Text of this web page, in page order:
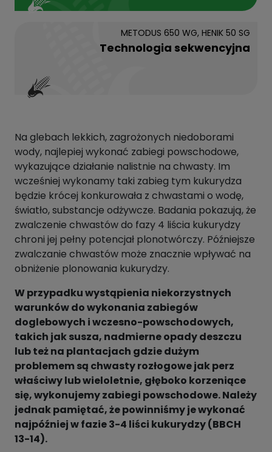
METODUS 650 WG, HENIK 50 SG
Technologia sekwencyjna
Na glebach lekkich, zagrożonych niedoborami
wody, najlepiej wykonać zabiegi powschodowe,
wykazujące działanie nalistnie na chwasty. Im
wcześniej wykonamy taki zabieg tym kukurydza
będzie krócej konkurowała z chwastami o wodę,
światło, substancje odżywcze. Badania pokazują, że
zwalczenie chwastów do fazy 4 liścia kukurydzy
chroni jej pełny potencjał plonotwórczy. Późniejsze
zwalczanie chwastów może znacznie wpływać na
obniżenie plonowania kukurydzy.
W przypadku wystąpienia niekorzystnych
warunków do wykonania zabiegów
doglebowych i wczesno-powschodowych,
takich jak susza, nadmierne opady deszczu
lub też na plantacjach gdzie dużym
problemem są chwasty rozłogowe jak perz
właściwy lub wieloletnie, głęboko korzeniące
się, wykonujemy zabiegi powschodowe. Należy
jednak pamiętać, że powinniśmy je wykonać
najpóźniej w fazie 3-4 liści kukurydzy (BBCH
13-14).